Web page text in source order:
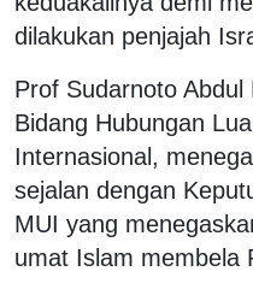
dilakukan penjajah
Prof Sudarnoto
Bidang Hubungan
Internasional,
sejalan dengan
MUI yang
umat Islam membela